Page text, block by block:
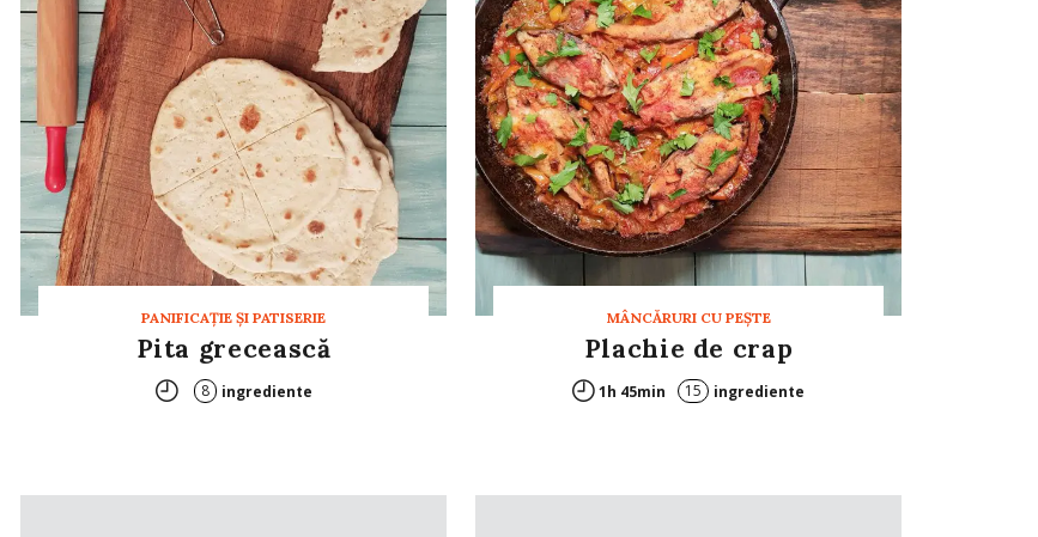
PANIFICAŢIE ŞI PATISERIE
Pita grecească
8 ingrediente
MÂNCĂRURI CU PEŞTE
Plachie de crap
1h 45min 15 ingrediente